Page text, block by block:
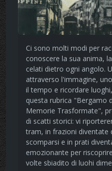
Ci sono molti modi per
conoscere la sua anima,
celati dietro ogni angolo.
attraverso l'immagine,
il tempo e ricordare
questa rubrica "Bergamo
Memorie Trasformate",
di scatti storici: vi
tram, in frazioni diventate
scomparsi e in prati
emozionante per
volte sbiadito di luohi